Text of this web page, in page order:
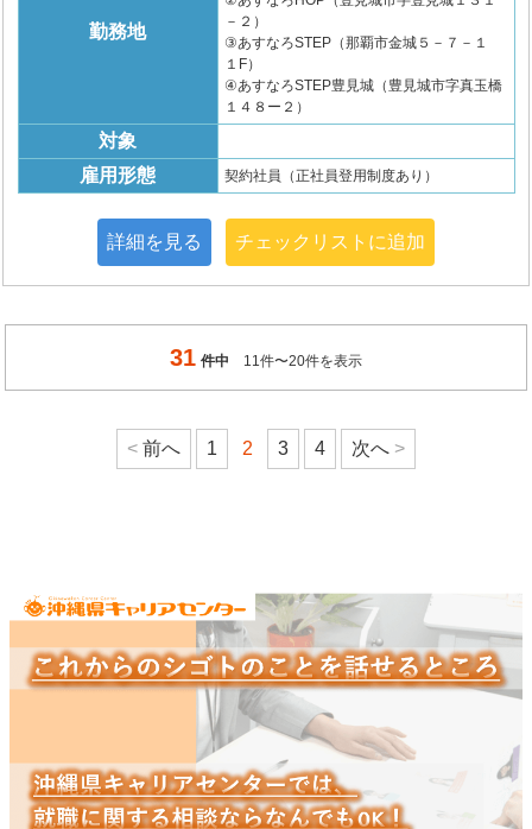
勤務地
－２）
③あすなろSTEP（那覇市金城５－７－１
１F）
④あすなろSTEP豊見城（豊見城市字真玉橋
１４８ー２）
対象
雇用形態
契約社員（正社員登用制度あり）
詳細を見る チェックリストに追加
31 件中 11件〜20件を表示
前へ 1 2 3 4 次へ